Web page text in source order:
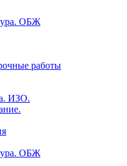
ОБЖ
работы
ИЗО.
ОБЖ